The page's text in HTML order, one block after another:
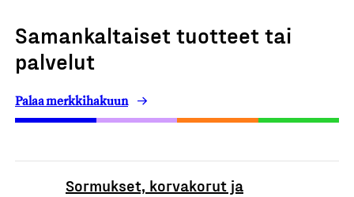
Samankaltaiset tuotteet tai
palvelut
Palaa merkkihakuun
Sormukset, korvakorut ja